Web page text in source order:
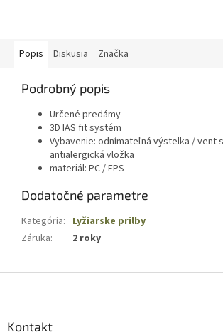
Popis Diskusia Značka
Podrobný popis
Určené predámy
3D IAS fit systém
Vybavenie: odnímateľná výstelka / vent
antialergická vložka
materiál: PC / EPS
Dodatočné parametre
Kategória: Lyžiarske prilby
Záruka: 2 roky
Kontakt